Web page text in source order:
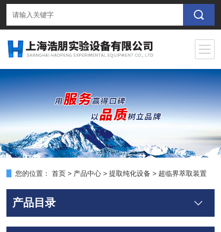
您的位置： 首页 > 产品中心 >提取纯化设备 > 超临界萃取装置
产品目录